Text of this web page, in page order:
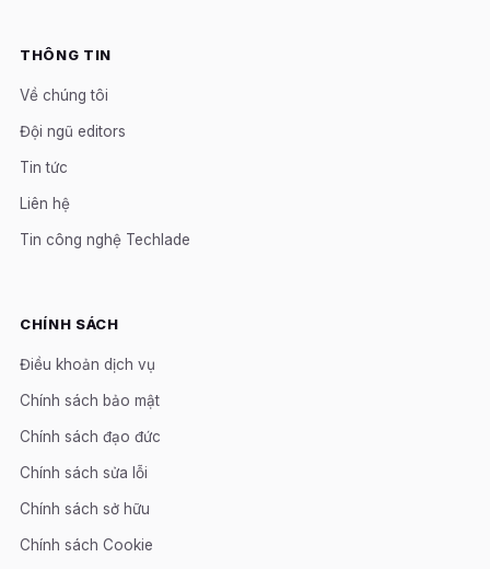
THÔNG TIN
Về chúng tôi
Đội ngũ editors
Tin tức
Liên hệ
Tin công nghệ Techlade
CHÍNH SÁCH
Điều khoản dịch vụ
Chính sách bảo mật
Chính sách đạo đức
Chính sách sửa lỗi
Chính sách sở hữu
Chính sách Cookie